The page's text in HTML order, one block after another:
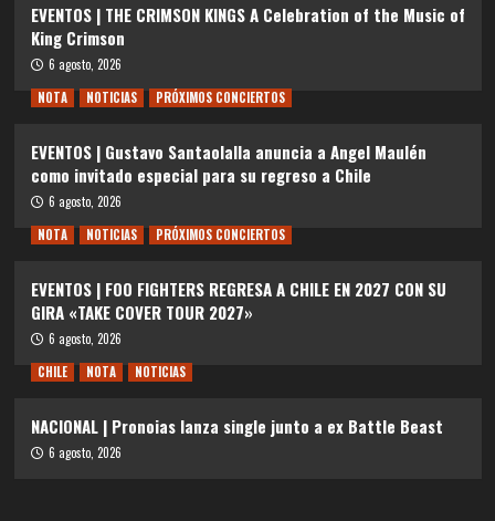
EVENTOS | THE CRIMSON KINGS A Celebration of the Music of
King Crimson
6 agosto, 2026
NOTA
NOTICIAS PRÓXIMOS CONCIERTOS
EVENTOS | Gustavo Santaolalla anuncia a Angel Maulén
como invitado especial para su regreso a Chile
6 agosto, 2026
NOTA
NOTICIAS PRÓXIMOS CONCIERTOS
EVENTOS | FOO FIGHTERS REGRESA A CHILE EN 2027 CON SU
GIRA «TAKE COVER TOUR 2027»
6 agosto, 2026
CHILE
NOTA NOTICIAS
NACIONAL | Pronoias lanza single junto a ex Battle Beast
6 agosto, 2026